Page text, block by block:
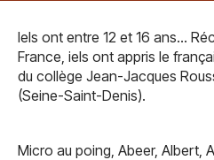
Iels ont entre 12 et 16 ans…
France, iels ont appris le
du collège Jean-Jacques
(Seine-Saint-Denis).
Micro au poing, Abeer, Albert,